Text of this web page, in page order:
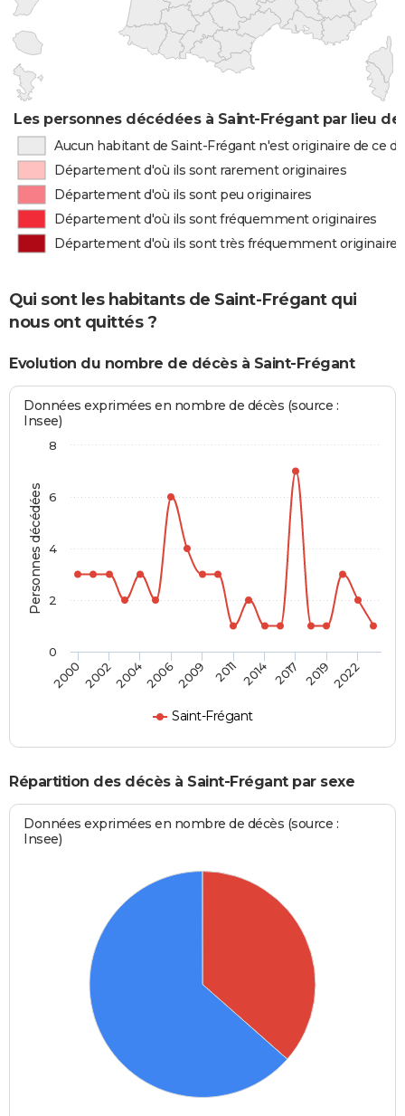
Les personnes décédées à Saint-Frégant par lieu de
Aucun habitant de Saint-Frégant n'est originaire de ce
Département d'où ils sont rarement originaires
Département d'où ils sont peu originaires
Département d'où ils sont fréquemment originaires
Département d'où ils sont très fréquemment originaires
Qui sont les habitants de Saint-Frégant qui
nous ont quittés ?
Evolution du nombre de décès à Saint-Frégant
Personnes décédées
Données exprimées en nombre de décès (source :
Insee)
Saint-Frégant
20002002200420062009 2011 2014 2017 20192022
0
2
4
6
8
Répartition des décès à Saint-Frégant par sexe
Données exprimées en nombre de décès (source :
Insee)